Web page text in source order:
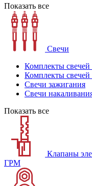
Показать все
Свечи
Комплекты свечей
Комплекты свечей
Свечи зажигания
Свечи
Показать все
Клапаны
ГРМ